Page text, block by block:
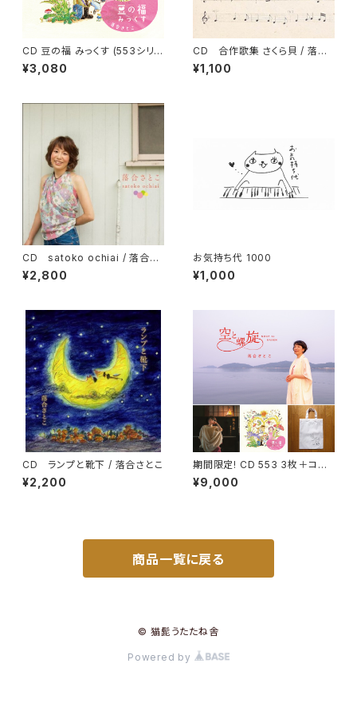
CD 豆の福 みっくす (553シリ
ーズ) / 落合さとこ
¥3,080
CD 合作歌集 さくら貝 / 落合
さとこ
¥1,100
CD satoko ochiai / 落合さ
とこ
¥2,800
お気持ち代 1000
¥1,000
CD ランプと靴下 / 落合さとこ
¥2,200
期間限定! CD 553 3枚＋コット
ンバック セット
¥9,000
商品一覧に戻る
© 猫髭うたたね舎
Powered by